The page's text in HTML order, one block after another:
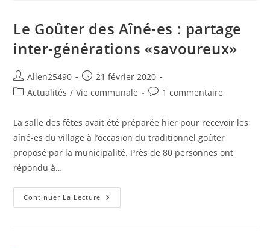
Le Goûter des Aîné-es : partage
inter-générations «savoureux»
Auteur/autrice
de
Allen25490
Publication
publiée :
21 février 2020
PostActualités / Vie communale
Commentaires
la
publication :
1 commentaire
La salle des fêtes avait été préparée hier pour recevoir les
aîné-es du village à l’occasion du traditionnel goûter
proposé par la municipalité. Près de 80 personnes ont
répondu à…
Continuer La Lecture Le
Goûter